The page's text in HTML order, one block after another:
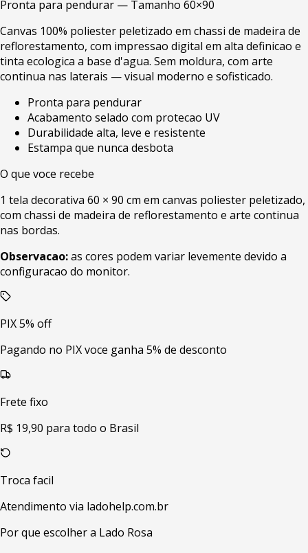
Pronta para pendurar — Tamanho 60×90
Canvas 100% poliester peletizado em chassi de madeira de
reflorestamento, com impressao digital em alta definicao e
tinta ecologica a base d'agua. Sem moldura, com arte
continua nas laterais — visual moderno e sofisticado.
Pronta para pendurar
Acabamento selado com protecao UV
Durabilidade alta, leve e resistente
Estampa que nunca desbota
O que voce recebe
1 tela decorativa 60 × 90 cm em canvas poliester peletizado,
com chassi de madeira de reflorestamento e arte continua
nas bordas.
Observacao:as cores podem variar levemente devido a
configuracao do monitor.
PIX 5% off
Pagando no PIX voce ganha 5% de desconto
Frete fixo
R$ 19,90 para todo o Brasil
Troca facil
Atendimento via ladohelp.com.br
Por que escolher a Lado Rosa